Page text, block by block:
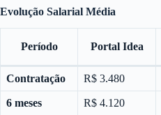
Evolução Salarial Média
Período Portal Idea
Contratação R$ 3.480
6 meses R$ 4.120